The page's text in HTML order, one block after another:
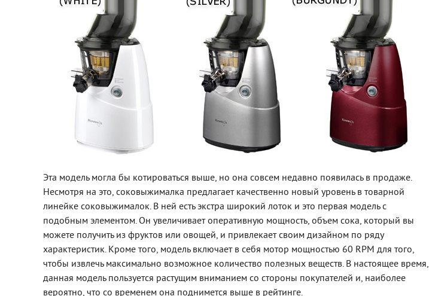
Эта модель могла бы котироваться выше, но она совсем недавно появилась в продаже.
Несмотря на это, соковыжималка предлагает качественно новый уровень в товарной
линейке соковыжималок. В ней есть экстра широкий лоток и это первая модель с
подобным элементом. Он увеличивает оперативную мощность, объем сока, который вы
можете получить из фруктов или овощей, и привлекает своим дизайном по ряду
характеристик. Кроме того, модель включает в себя мотор мощностью 60 RPM для того,
чтобы извлечь максимально возможное количество полезных веществ. В настоящее время,
данная модель пользуется растущим вниманием со стороны покупателей и, наиболее
вероятно, что со временем она поднимется выше в рейтинге.